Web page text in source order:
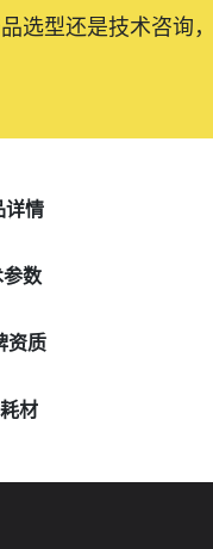
选型还是技术咨询
详情
数
资质
材